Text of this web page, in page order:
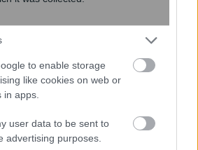
to enable storage
like cookies on web or
apps.
user data to be sent to
advertising purposes.